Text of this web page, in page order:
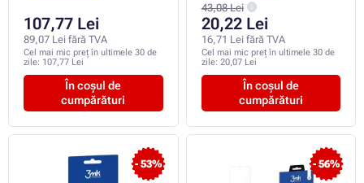
107,77 Lei
89,07 Lei fără TVA
Cel mai mic preț în ultimele 30 de
zile: 107,77 Lei
În coșul de
cumpărături
43,08 Lei
20,22 Lei
16,71 Lei fără TVA
Cel mai mic preț în ultimele 30 de
zile: 20,07 Lei
În coșul de
cumpărături
- 53% - 56%